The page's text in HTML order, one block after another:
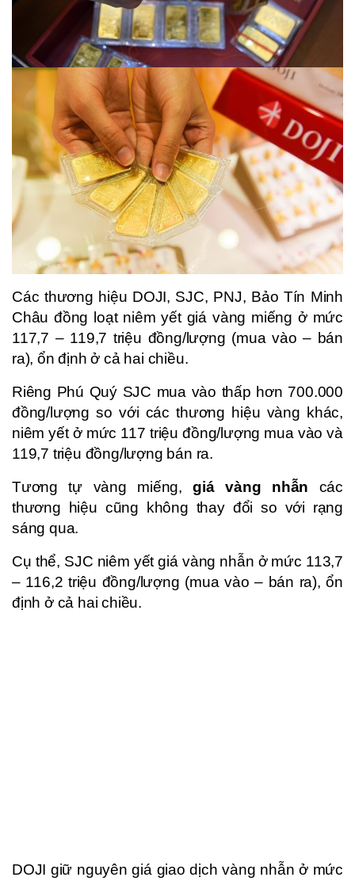
Các thương hiệu DOJI, SJC, PNJ, Bảo Tín Minh
Châu đồng loạt niêm yết giá vàng miếng ở mức
117,7 – 119,7 triệu đồng/lượng (mua vào – bán
ra), ổn định ở cả hai chiều.
Riêng Phú Quý SJC mua vào thấp hơn 700.000
đồng/lượng so với các thương hiệu vàng khác,
niêm yết ở mức 117 triệu đồng/lượng mua vào và
119,7 triệu đồng/lượng bán ra.
Tương tự vàng miếng,giá vàng nhẫn các
thương hiệu cũng không thay đổi so với rạng
sáng qua.
Cụ thể, SJC niêm yết giá vàng nhẫn ở mức 113,7
– 116,2 triệu đồng/lượng (mua vào – bán ra), ổn
định ở cả hai chiều.
DOJI giữ nguyên giá giao dịch vàng nhẫn ở mức